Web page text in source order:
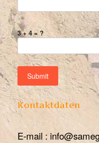
3 + 4 = ?
Kontaktdaten
E-mail :